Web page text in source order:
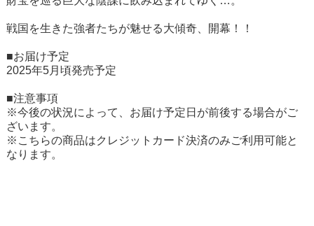
戦国を生きた強者たちが魅せる大傾奇、開幕！！
■お届け予定
2025年5月頃発売予定
■注意事項
※今後の状況によって、お届け予定日が前後する場合がご
ざいます。
※こちらの商品はクレジットカード決済のみご利用可能と
なります。